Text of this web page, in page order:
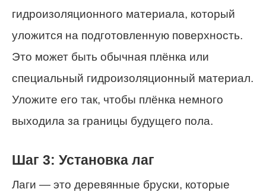
гидроизоляционного материала, который
уложится на подготовленную поверхность.
Это может быть обычная плёнка или
специальный гидроизоляционный материал.
Уложите его так, чтобы плёнка немного
выходила за границы будущего пола.
Шаг 3: Установка лаг
Лаги — это деревянные бруски, которые